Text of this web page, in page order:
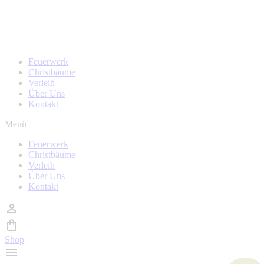
Feuerwerk
Christbäume
Verleih
Über Uns
Kontakt
Menü
Feuerwerk
Christbäume
Verleih
Über Uns
Kontakt
Shop